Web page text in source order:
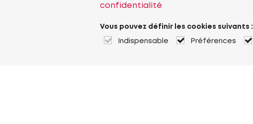
confidentialité
Vous pouvez définir les cookies suivants :
Indispensable Préférences